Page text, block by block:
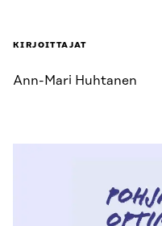
KIRJOITTAJAT
Ann-Mari Huhtanen